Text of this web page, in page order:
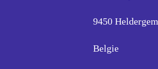
9450 Heldergem
Belgie